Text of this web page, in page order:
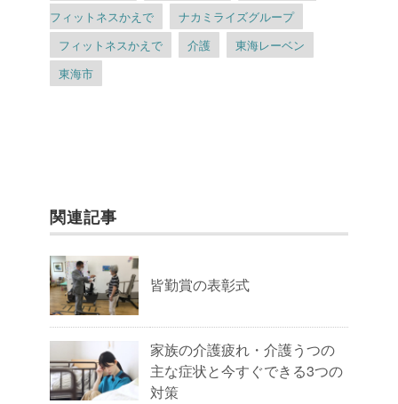
フィットネスかえで
ナカミライズグループ
フィットネスかえで
介護
東海レーベン
東海市
関連記事
皆勤賞の表彰式
家族の介護疲れ・介護うつの
主な症状と今すぐできる3つの
対策